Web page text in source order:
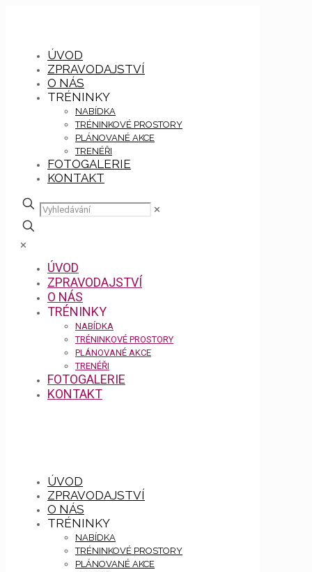
ÚVOD
ZPRAVODAJSTVÍ
O NÁS
TRÉNINKY
NABÍDKA
TRÉNINKOVÉ PROSTORY
PLÁNOVANÉ AKCE
TRENÉŘI
FOTOGALERIE
KONTAKT
✕
✕
ÚVOD
ZPRAVODAJSTVÍ
O NÁS
TRÉNINKY
NABÍDKA
TRÉNINKOVÉ PROSTORY
PLÁNOVANÉ AKCE
TRENÉŘI
FOTOGALERIE
KONTAKT
ÚVOD
ZPRAVODAJSTVÍ
O NÁS
TRÉNINKY
NABÍDKA
TRÉNINKOVÉ PROSTORY
PLÁNOVANÉ AKCE